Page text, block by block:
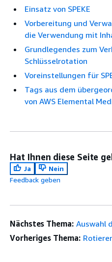
Einsatz von SPEKE
Vorbereitung und
die Verwendung mit
Grundlegendes zum
Schlüsselrotation
Voreinstellungen für
Tags aus dem
von AWS Elemental
Hat Ihnen diese Seite
Ja
Nein
Feedback geben
Nächstes Thema: Auswahl
Vorheriges Thema: